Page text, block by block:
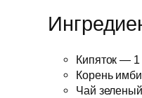
Кипяток — 1
Корень
Чай